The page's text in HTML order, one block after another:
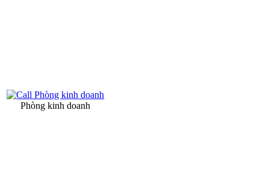
Phòng kinh doanh